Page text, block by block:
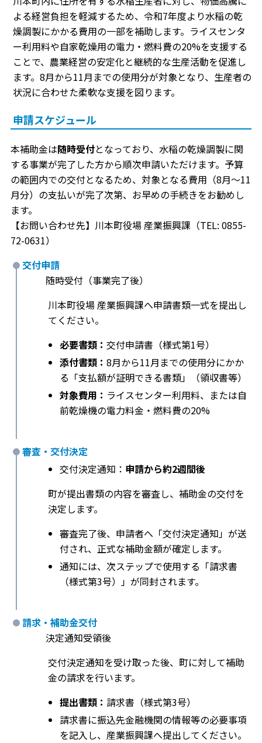
よる経営負担を軽減するため、令和7年度より水稲の乾
燥調製にかかる費用の一部を補助します。ライスセンタ
ー利用料や自家乾燥用の電力・燃料費の20%を支援する
ことで、農業経営の安定化と継続的な生産活動を促進し
ます。8月から11月までの使用分が対象となり、生産者の
状況に合わせた柔軟な支援を図ります。
申請スケジュール
本補助金は随時受付となっており、水稲の乾燥調製に関
する事業が完了した方から順次申請いただけます。予算
の範囲内での交付となるため、対象となる費用（8月〜11
月分）の支払いが完了次第、お早めの手続きをお勧めし
ます。
【お問い合わせ先】川本町役場 産業振興課（TEL: 0855-
72-0631）
交付申請
随時受付（事業完了後）
川本町役場 産業振興課へ申請書類一式を提出し
てください。
必要書類： 交付申請書（様式第1号）
添付書類： 8月から11月までの使用分にかか
る「支払額が証明できる書類」（領収書等）
対象費用： ライスセンター利用料、または自
前乾燥機の電力料金・燃料費の20%
審査・交付決定
交付決定通知： 申請から約2週間後
町が提出書類の内容を審査し、補助金の交付を
決定します。
審査完了後、申請者へ「交付決定通知」が送
付され、正式な補助金額が確定します。
通知には、次ステップで使用する「請求書
（様式第3号）」が同封されます。
請求・補助金交付
決定通知受領後
交付決定通知を受け取った後、町に対して補助
金の請求を行います。
提出書類： 請求書（様式第3号）
請求書に振込先金融機関の情報等の必要事項
を記入し、産業振興課へ提出してください。